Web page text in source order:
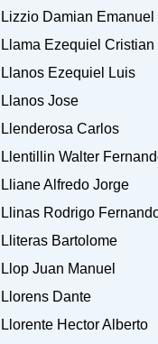
Lizzio Damian Emanuel
Llama Ezequiel Cristian
Llanos Ezequiel Luis
Llanos Jose
Llenderosa Carlos
Llentillin Walter
Lliane Alfredo Jorge
Llinas Rodrigo
Lliteras Bartolome
Llop Juan Manuel
Llorens Dante
Llorente Hector Alberto